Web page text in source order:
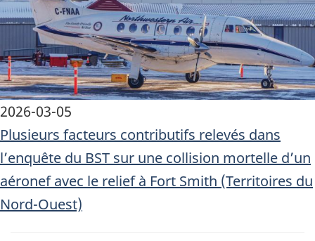
2026-03-05
Plusieurs facteurs contributifs relevés dans
l’enquête du BST sur une collision mortelle d’un
aéronef avec le relief à Fort Smith (Territoires du
Nord-Ouest)